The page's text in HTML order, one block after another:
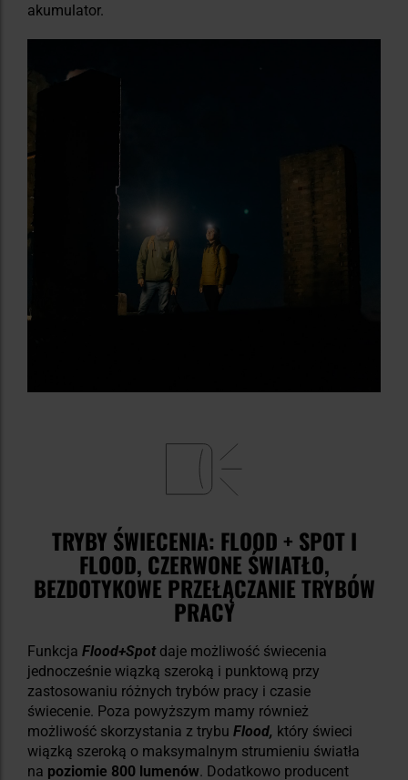
akumulator.
TRYBY ŚWIECENIA: FLOOD + SPOT I
FLOOD, CZERWONE ŚWIATŁO,
BEZDOTYKOWE PRZEŁĄCZANIE TRYBÓW
PRACY
Funkcja Flood+Spot daje możliwość świecenia
jednocześnie wiązką szeroką i punktową przy
zastosowaniu różnych trybów pracy i czasie
świecenie. Poza powyższym mamy również
możliwość skorzystania z trybu Flood, który świeci
wiązką szeroką o maksymalnym strumieniu światła
na poziomie 800 lumenów. Dodatkowo producent